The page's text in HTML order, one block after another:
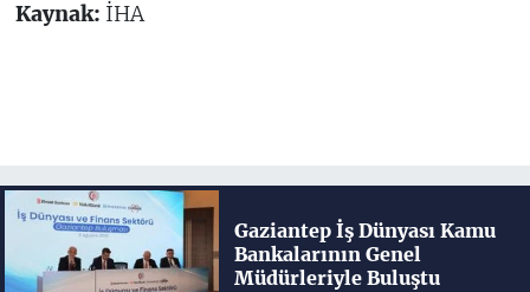
Kaynak: İHA
Gaziantep İş Dünyası Kamu
Bankalarının Genel
Müdürleriyle Buluştu